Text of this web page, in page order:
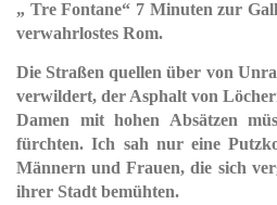
„ Tre Fontane“ 7 Minuten zur
verwahrlostes Rom.
Die Straßen quellen über von
verwildert, der Asphalt von
Damen mit hohen Absätzen
fürchten. Ich sah nur eine
Männern und Frauen, die sich
ihrer Stadt bemühten.